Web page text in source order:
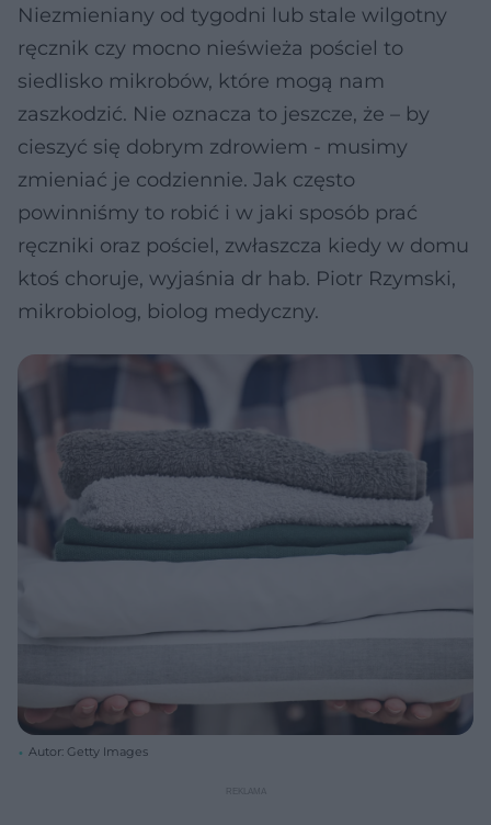
Niezmieniany od tygodni lub stale wilgotny
ręcznik czy mocno nieświeża pościel to
siedlisko mikrobów, które mogą nam
zaszkodzić. Nie oznacza to jeszcze, że – by
cieszyć się dobrym zdrowiem - musimy
zmieniać je codziennie. Jak często
powinniśmy to robić i w jaki sposób prać
ręczniki oraz pościel, zwłaszcza kiedy w domu
ktoś choruje, wyjaśnia dr hab. Piotr Rzymski,
mikrobiolog, biolog medyczny.
Autor: Getty Images